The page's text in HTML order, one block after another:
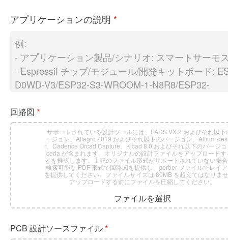
アプリケーションの説明 *
回路図 *
サポートされている設計ツールには、PADS VX.2 およびそれ以下
ージョン、Allegro 2019 およびそれ以下のバージョン、Altium
r、Cadence Orcad Capture、Kicad 8.0 およびそれ以下のバージ
ceda が含まれます。オリジナルの設計ファイルをアップロードす
とを推奨します。上記のファイル形式がサポートされていない場
検索可能な PDF 形式で回路図を提供し、gerber ファイルでレイ
を提供してください。ファイルサイズは 80MB を超えてはなりま
アップロードする前にファイルを圧縮してください。
ファイルを選択
PCB 設計ソースファイル *